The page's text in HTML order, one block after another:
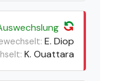
E. Diop
K. Ouattara